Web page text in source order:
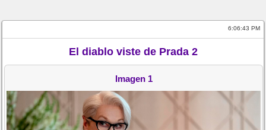
6:06:43 PM
El diablo viste de Prada 2
Imagen 1